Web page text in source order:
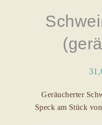
Geräucherter
Speck am Stück